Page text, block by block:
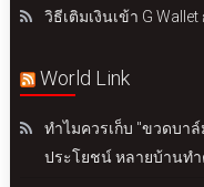
วิธีเติมเงินเข้า G
World Link
ทำไมควรเก็บ "ขวดบา
ประโยชน์ หลายบ้านท